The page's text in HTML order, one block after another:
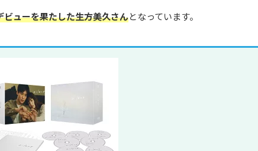
ューを果たした生方美久さんとなっています。